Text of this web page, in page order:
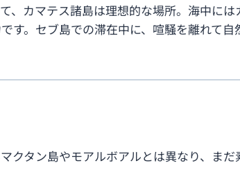
、カマテス諸島は理想的な場所。海中に
す。セブ島での滞在中に、喧騒を離れて
クタン島やモアルボアルとは異なり、ま